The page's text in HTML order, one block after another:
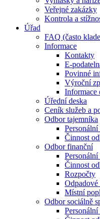
Veřejné zakázky
Kontrola a
Úřad
FAQ (často
Informace
Kontakty
E-
Povinné
Výroční
Informace
Úřední deska
Ceník služeb a
Odbor tajemníka
Činnost
Odbor finanční
Činnost
Rozpočty
Odpadové
Místní
Odbor sociálně